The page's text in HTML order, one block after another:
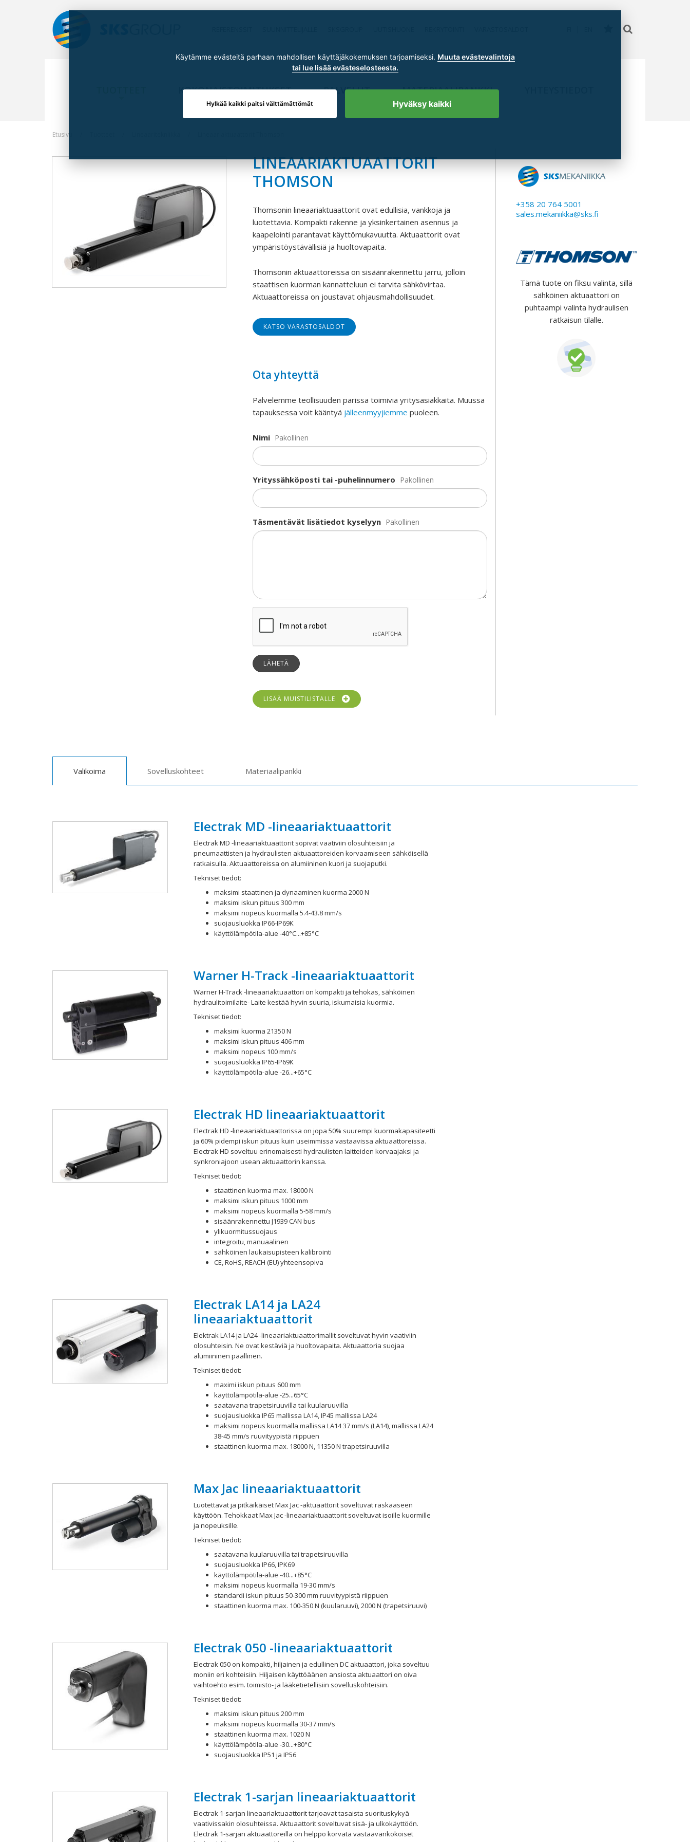
KOKONAISTOIMITUKSET PALVELUT MATERIAALIPANKKI
Etusivu
LINEAARIAKTUAATTORIT
THOMSON
Thomsonin lineaariaktuaattorit ovat edullisia, vankkoja ja
luotettavia. Kompakti rakenne ja yksinkertainen asennus ja
kaapelointi parantavat käyttömukavuutta. Aktuaattorit ovat
ympäristöystävällisiä ja huoltovapaita.
Thomsonin aktuaattoreissa on sisäänrakennettu jarru, jolloin
staattisen kuorman kannatteluun ei tarvita sähkövirtaa.
Aktuaattoreissa on joustavat ohjausmahdollisuudet.
KATSO VARASTOSALDOT
Ota yhteyttä
Palvelemme teollisuuden parissa toimivia yritysasiakkaita. Muussa
tapauksessa voit kääntyä jälleenmyyjiemme puoleen.
Nimi Pakollinen
Yrityssähköposti tai -puhelinnumero Pakollinen
Täsmentävät lisätiedot kyselyyn Pakollinen
LÄHETÄ
LISÄÄ MUISTILISTALLE
+358 20 764 5001
sales.mekaniikka@sks.fi
Tämä tuote on fiksu valinta, sillä
sähköinen aktuaattori on
puhtaampi valinta hydraulisen
ratkaisun tilalle.
Valikoima Sovelluskohteet Materiaalipankki
Electrak MD -lineaariaktuaattorit
Electrak MD -lineaariaktuaattorit sopivat vaativiin olosuhteisiin ja
pneumaattisten ja hydraulisten aktuaattoreiden korvaamiseen sähköisellä
ratkaisulla. Aktuaattoreissa on alumiininen kuori ja suojaputki.
Tekniset tiedot:
maksimi staattinen ja dynaaminen kuorma 2000 N
maksimi iskun pituus 300 mm
maksimi nopeus kuormalla 5.4-43.8 mm/s
suojausluokka IP66-IP69K
käyttölämpötila-alue -40°C...+85°C
Warner H-Track -lineaariaktuaattorit
Warner H-Track -lineaariaktuaattori on kompakti ja tehokas, sähköinen
hydraulitoimilaite- Laite kestää hyvin suuria, iskumaisia kuormia.
Tekniset tiedot:
maksimi kuorma 21350 N
maksimi iskun pituus 406 mm
maksimi nopeus 100 mm/s
suojausluokka IP65-IP69K
käyttölämpötila-alue -26...+65°C
Electrak HD lineaariaktuaattorit
Electrak HD -lineaariaktuaattorissa on jopa 50% suurempi kuormakapasiteetti
ja 60% pidempi iskun pituus kuin useimmissa vastaavissa aktuaattoreissa.
Electrak HD soveltuu erinomaisesti hydraulisten laitteiden korvaajaksi ja
synkroniajoon usean aktuaattorin kanssa.
Tekniset tiedot:
staattinen kuorma max. 18000 N
maksimi iskun pituus 1000 mm
maksimi nopeus kuormalla 5-58 mm/s
sisäänrakennettu J1939 CAN bus
ylikuormitussuojaus
integroitu, manuaalinen
sähköinen laukaisupisteen kalibrointi
CE, RoHS, REACH (EU) yhteensopiva
Electrak LA14 ja LA24
lineaariaktuaattorit
Elektrak LA14 ja LA24 -lineaariaktuaattorimallit soveltuvat hyvin vaativiin
olosuhteisin. Ne ovat kestäviä ja huoltovapaita. Aktuaattoria suojaa
alumiininen päällinen.
Tekniset tiedot:
maximi iskun pituus 600 mm
käyttölämpötila-alue -25...65°C
saatavana trapetsiruuvilla tai kuularuuvilla
suojausluokka IP65 mallissa LA14, IP45 mallissa LA24
maksimi nopeus kuormalla mallissa LA14 37 mm/s (LA14), mallissa LA24
38-45 mm/s ruuvityypistä riippuen
staattinen kuorma max. 18000 N, 11350 N trapetsiruuvilla
Max Jac lineaariaktuaattorit
Luotettavat ja pitkäikäiset Max Jac -aktuaattorit soveltuvat raskaaseen
käyttöön. Tehokkaat Max Jac -lineaariaktuaattorit soveltuvat isoille kuormille
ja nopeuksille.
Tekniset tiedot:
saatavana kuularuuvilla tai trapetsiruuvilla
suojausluokka IP66, IPK69
käyttölämpötila-alue -40...+85°C
maksimi nopeus kuormalla 19-30 mm/s
standardi iskun pituus 50-300 mm ruuvityypistä riippuen
staattinen kuorma max. 100-350 N (kuularuuvi), 2000 N (trapetsiruuvi)
Electrak 050 -lineaariaktuaattorit
Electrak 050 on kompakti, hiljainen ja edullinen DC aktuaattori, joka soveltuu
moniin eri kohteisiin. Hiljaisen käyttöäänen ansiosta aktuaattori on oiva
vaihtoehto esim. toimisto- ja lääketietellisiin sovelluskohteisiin.
Tekniset tiedot:
maksimi iskun pituus 200 mm
maksimi nopeus kuormalla 30-37 mm/s
staattinen kuorma max. 1020 N
käyttölämpötila-alue -30...+80°C
suojausluokka IP51 ja IP56
Electrak 1-sarjan lineaariaktuaattorit
Electrak 1-sarjan lineaariaktuaattorit tarjoavat tasaista suorituskykyä
vaativissakin olosuhteissa. Aktuaattorit soveltuvat sisä- ja ulkokäyttöön.
Electrak 1-sarjan aktuaattoreilla on helppo korvata vastaavankokoiset
Käytämme evästeitä parhaan mahdollisen käyttäjäkokemuksen tarjoamiseksi. Muuta evästevalintoja
tai lue lisää evästeselosteesta.
Hyväksy kaikki
Hylkää kaikki paitsi välttämättömät